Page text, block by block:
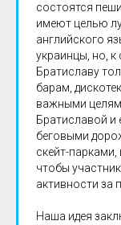
состоятся
имеют целью
английского
украинцы, но,
Братиславу
барам,
важными
Братиславой и
беговыми
скейт-
чтобы
активности за
Наша идея